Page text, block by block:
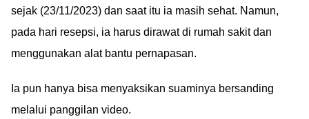
sejak (23/11/2023) dan saat itu ia masih sehat. Namun,
pada hari resepsi, ia harus dirawat di rumah sakit dan
menggunakan alat bantu pernapasan.
Ia pun hanya bisa menyaksikan suaminya bersanding
melalui panggilan video.